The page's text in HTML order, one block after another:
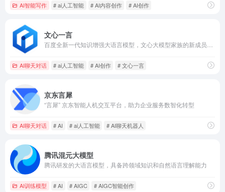
AI智能写作 # ai人工智能 # AI内容创作 # AI创作
文心一言
AI聊天对话 # ai人工智能 # AI创作 # 文心一言
京东言犀
“言犀” 京东智能人机交互平台，助力企业服务数智化转型
AI聊天对话 # AI # ai人工智能 # AI聊天机器人
腾讯混元大模型
腾讯研发的大语言模型，具备跨领域知识和自然语言理解能力
AI训练模型 # AI # AIGC # AIGC智能创作